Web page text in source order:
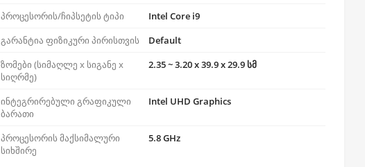
პროცესორის/ჩიპსეტის ტიპი
Intel Core i9
გარანტია ფიზიკური პირისთვის
Default
ზომები (სიმაღლე x სიგანე x
სიღრმე)
2.35 ~ 3.20 x 39.9 x 29.9 სმ
ინტეგრირებული გრაფიკული
ბარათი
Intel UHD Graphics
პროცესორის მაქსიმალური
სიხშირე
5.8 GHz